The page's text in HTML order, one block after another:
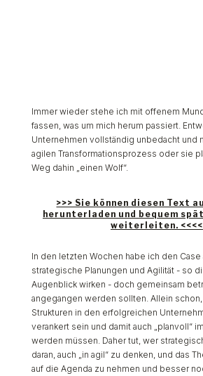
Immer wieder stehe ich mit offenem
fassen, was um mich herum passiert.
Unternehmen vollständig unbedacht und
agilen Transformationsprozess oder sie
Weg dahin „einen Wolf“.
>>> Sie können diesen Text
herunterladen und bequem
weiterleiten. <<<<
In den letzten Wochen habe ich den
strategische Planungen und Agilität - so
Augenblick wirken - doch gemeinsam
angegangen werden sollten. Allein
Strukturen in den erfolgreichen
verankert sein und damit auch „planvoll“
werden müssen. Daher tut, wer
daran, auch „in agil“ zu denken, und das
auf die Agenda zu nehmen und besser